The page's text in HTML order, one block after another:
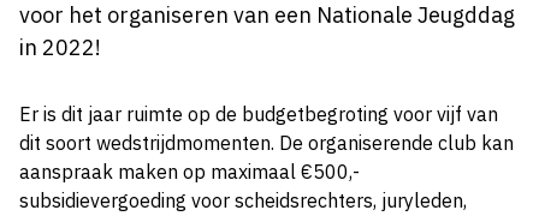
voor het organiseren van een Nationale Jeugddag
in 2022!
Er is dit jaar ruimte op de budgetbegroting voor vijf van
dit soort wedstrijdmomenten. De organiserende club kan
aanspraak maken op maximaal €500,-
subsidievergoeding voor scheidsrechters, juryleden,